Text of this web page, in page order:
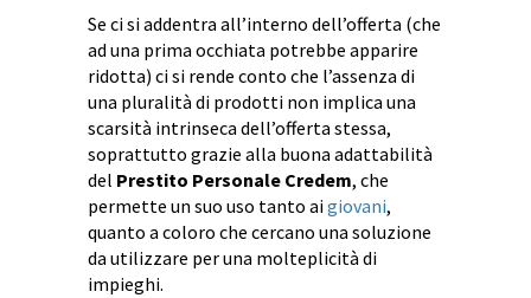
Se ci si addentra all’interno dell’offerta (che
ad una prima occhiata potrebbe apparire
ridotta) ci si rende conto che l’assenza di
una pluralità di prodotti non implica una
scarsità intrinseca dell’offerta stessa,
soprattutto grazie alla buona adattabilità
del Prestito Personale Credem, che
permette un suo uso tanto aigiovani,
quanto a coloro che cercano una soluzione
da utilizzare per una molteplicità di
impieghi.